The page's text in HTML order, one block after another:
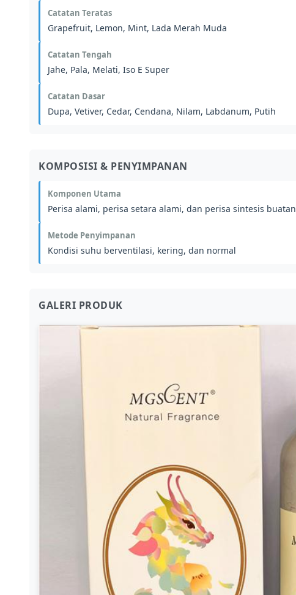
Catatan Teratas
Grapefruit, Lemon, Mint, Lada Merah Muda
Catatan Tengah
Jahe, Pala, Melati, Iso E Super
Catatan Dasar
Dupa, Vetiver, Cedar, Cendana, Nilam, Labdanum, Putih
KOMPOSISI & PENYIMPANAN
Komponen Utama
Perisa alami, perisa setara alami, dan perisa sintesis buatan
Metode Penyimpanan
Kondisi suhu berventilasi, kering, dan normal
GALERI PRODUK